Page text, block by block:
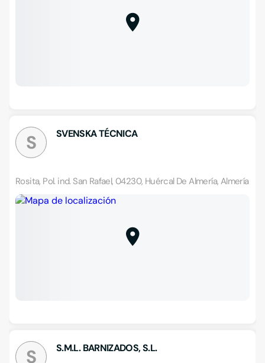
S SVENSKA TÉCNICA
Rosita, Pol. ind. San Rafael, 04230, Huércal De Almería, Almería
S S.M.L. BARNIZADOS, S.L.